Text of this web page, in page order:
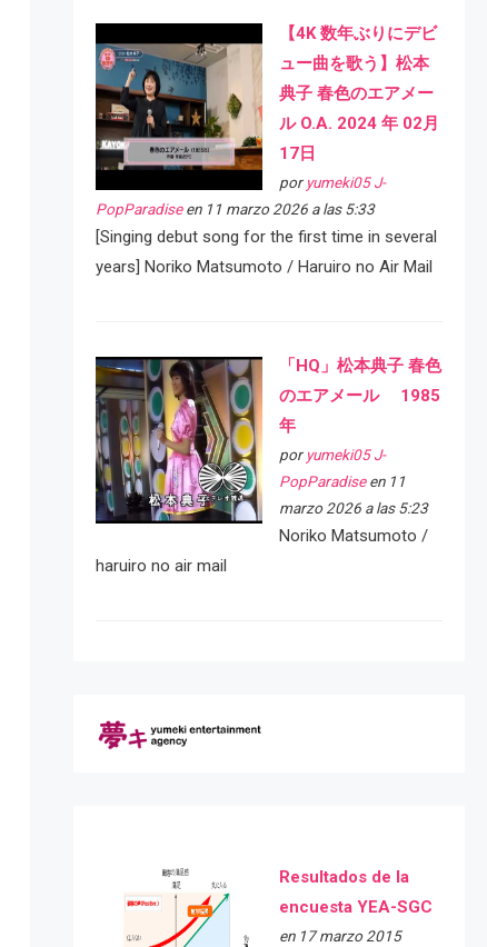
【4K 数年ぶりにデビ
ュー曲を歌う】松本
典子 春色のエアメー
ル O.A. 2024 年 02月
17日
por yumeki05 J-
PopParadiseen 11 marzo 2026 a las 5:33
[Singing debut song for the first time in several
years] Noriko Matsumoto / Haruiro no Air Mail
「HQ」松本典子 春色
のエアメール 1985
年
por yumeki05 J-
PopParadiseen 11
marzo 2026 a las 5:23
Noriko Matsumoto /
haruiro no air mail
Resultados de la
encuesta YEA-SGC
en 17 marzo 2015